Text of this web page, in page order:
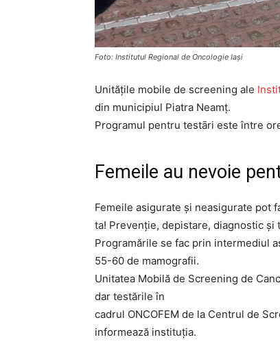
Foto: Institutul Regional de Oncologie Iași
Unitățile mobile de screening ale
din municipiul Piatra Neamț.
Programul pentru testāri este între
Femeile au nevoie
Femeile asigurate și neasigurate pot
ta! Prevenție, depistare, diagnostic și
Programările se fac prin intermediul
55-60 de mamografii.
Unitatea Mobilă de Screening de
dar testările în
cadrul ONCOFEM de la Centrul de
informează instituția.